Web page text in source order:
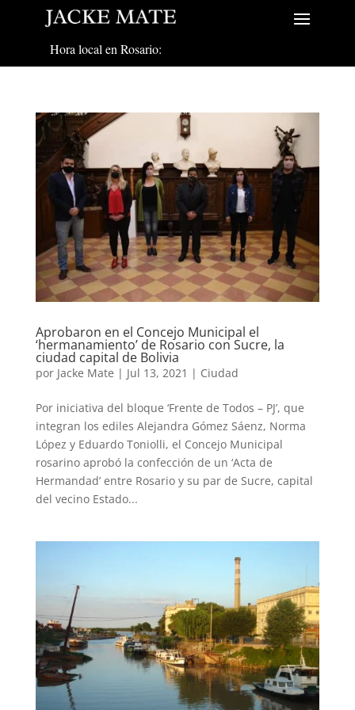
Hora local en Rosario:
Aprobaron en el Concejo Municipal el
‘hermanamiento’ de Rosario con Sucre, la
ciudad capital de Bolivia
por Jacke Mate | Jul 13, 2021 | Ciudad
Por iniciativa del bloque ‘Frente de Todos – PJ’, que
integran los ediles Alejandra Gómez Sáenz, Norma
López y Eduardo Toniolli, el Concejo Municipal
rosarino aprobó la confección de un ‘Acta de
Hermandad’ entre Rosario y su par de Sucre, capital
del vecino Estado...